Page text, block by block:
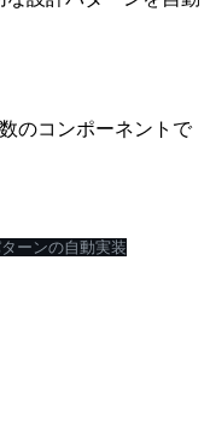
のコンポーネントで
ーンの自動実装